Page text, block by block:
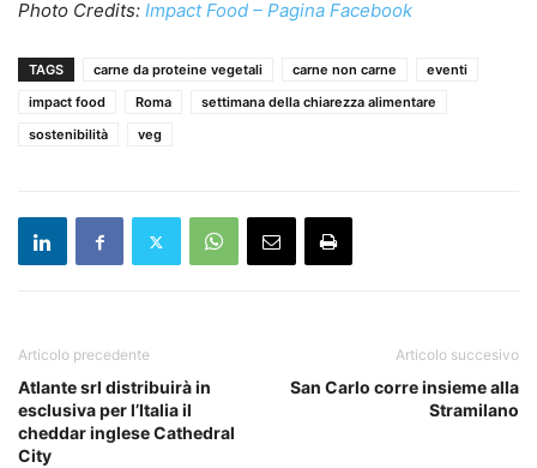
Photo Credits: Impact Food – Pagina Facebook
TAGS carne da proteine vegetali carne non carne
eventi
impact food
Roma
settimana della chiarezza alimentare
sostenibilità
veg
Articolo precedente
Atlante srl distribuirà in
esclusiva per l’Italia il
cheddar inglese Cathedral
City
Articolo succesivo
San Carlo corre insieme alla
Stramilano